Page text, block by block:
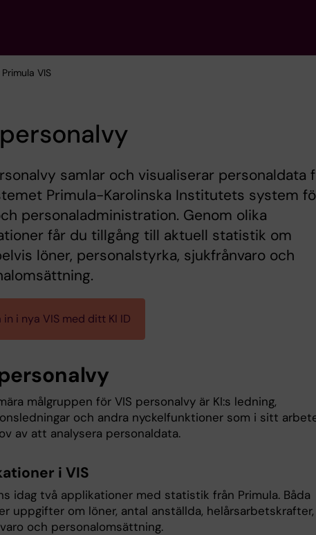
VIS
samlar och visualiserar personaldata
Primula-Karolinska Institutets system
personaladministration. Genom olika
får du tillgång till aktuell statistik om
löner, personalstyrka, sjukfrånvaro och
in i nya VIS med ditt KI ID
målgruppen för VIS personalvy är KI:s ledning,
och andra nyckelfunktioner som i sitt
av att analysera personaldata.
i VIS
idag två applikationer med statistik från Primula. Båda
uppgifter om löner, antal anställda, helårsarbetskrafter,
och personalomsättning.